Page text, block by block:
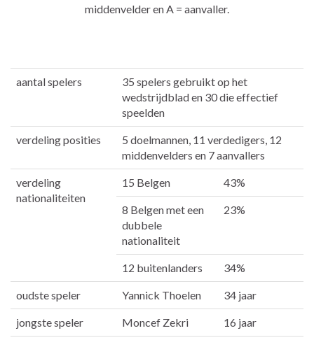
middenvelder en A = aanvaller.
aantal spelers
35 spelers gebruikt op het
wedstrijdblad en 30 die effectief
speelden
verdeling posities
5 doelmannen, 11 verdedigers, 12
middenvelders en 7 aanvallers
verdeling
nationaliteiten
15 Belgen 43%
8 Belgen met een
dubbele
nationaliteit
23%
12 buitenlanders 34%
oudste speler Yannick Thoelen 34 jaar
jongste speler Moncef Zekri 16 jaar